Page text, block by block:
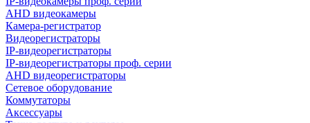
AHD видеокамеры
Камера-регистратор
Видеорегистраторы
IP-видеорегистраторы
IP-видеорегистраторы проф. серии
AHD видеорегистраторы
Сетевое оборудование
Коммутаторы
Аксессуары